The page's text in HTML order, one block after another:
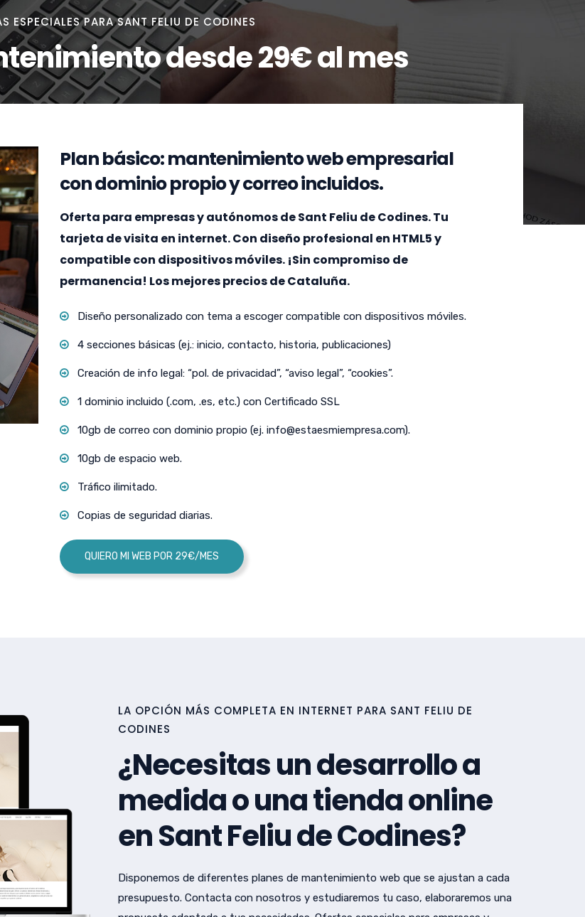
ESPECIALES PARA SANT FELIU DE CODINES
desde 29€ al mes
Plan básico: mantenimiento web empresarial
con dominio propio y correo incluidos.
Oferta para empresas y autónomos de Sant Feliu de Codines. Tu
tarjeta de visita en internet. Con diseño profesional en HTML5 y
compatible con dispositivos móviles. ¡Sin compromiso de
permanencia! Los mejores precios de Cataluña.
Diseño personalizado con tema a escoger compatible con dispositivos móviles.
4 secciones básicas (ej.: inicio, contacto, historia, publicaciones)
Creación de info legal: “pol. de privacidad”, “aviso legal”, “cookies”.
1 dominio incluido (.com, .es, etc.) con Certificado SSL
10gb de correo con dominio propio (ej. info@estaesmiempresa.com).
10gb de espacio web.
Tráfico ilimitado.
Copias de seguridad diarias.
QUIERO MI WEB POR 29€/MES
LA OPCIÓN MÁS COMPLETA EN INTERNET PARA SANT FELIU DE
CODINES
¿Necesitas un desarrollo a
medida o una tienda online
en Sant Feliu de Codines?
Disponemos de diferentes planes de mantenimiento web que se ajustan a cada
presupuesto. Contacta con nosotros y estudiaremos tu caso, elaboraremos una